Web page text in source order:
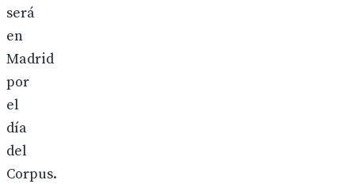
será
en
Madrid
por
el
día
del
Corpus.